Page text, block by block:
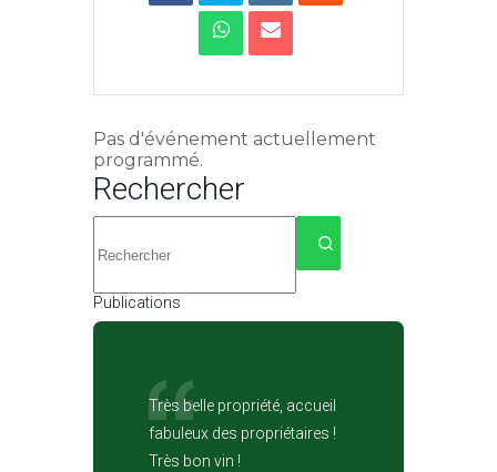
Pas d'événement actuellement
programmé.
Rechercher
résultat
Publications
Très belle propriété, accueil
fabuleux des propriétaires !
Très bon vin !